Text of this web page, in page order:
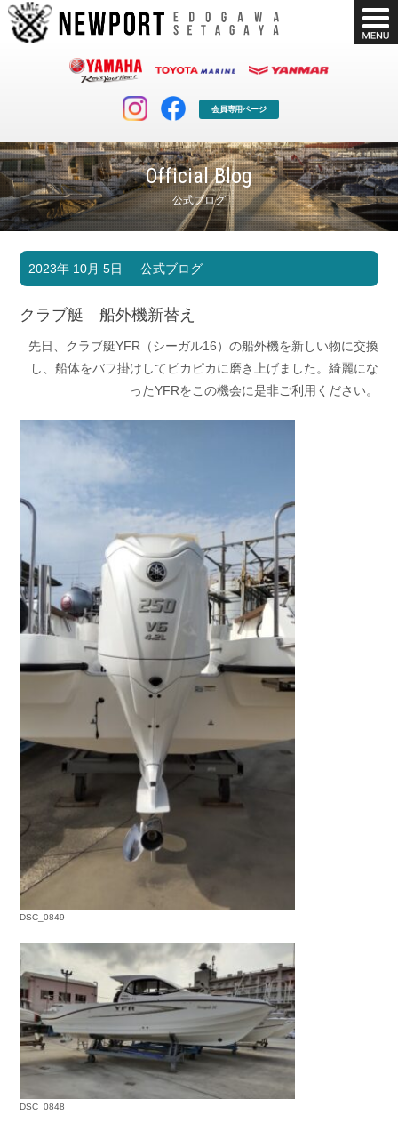
会員専用ページ
Official Blog
公式ブログ
マリンクラブ
マリンライフを堪能したい！
ボート販売
ボート免許
長年の実績と信頼！
店舗情報 公式ブログ
お問い合わせ
Contact us
会社概要
採用情報
2023年 10月 5日 公式ブログ
クラブ艇 船外機新替え
先日、クラブ艇YFR（シーガル16）の船外機を新しい物に交換
し、船体をバフ掛けしてピカピカに磨き上げました。綺麗にな
ったYFRをこの機会に是非ご利用ください。
DSC_0849
DSC_0848